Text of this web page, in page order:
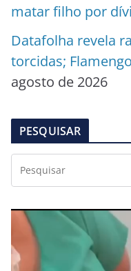
matar filho por
Datafolha revela
torcidas;
agosto de 2026
PESQUISAR